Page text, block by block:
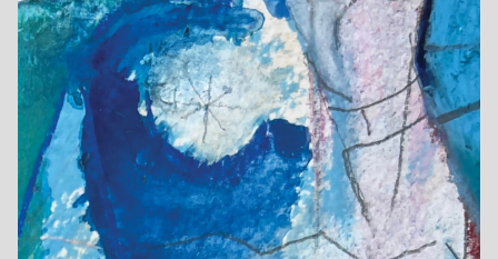
Jobs bei Naxos
Naxos Deutschland Blog
Naxos weltweit